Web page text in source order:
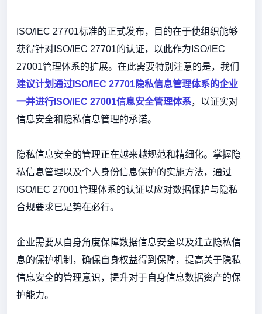
ISO/IEC 27701标准的正式发布，目的在于使组织能够
获得针对ISO/IEC 27701的认证，以此作为ISO/IEC
27001管理体系的扩展。在此需要特别注意的是，我们
建议计划通过ISO/IEC 27701隐私信息管理体系的企业
一并进行ISO/IEC 27001信息安全管理体系，以证实对
信息安全和隐私信息管理的承诺。
隐私信息安全的管理正在越来越规范和精细化。掌握隐
私信息管理以及个人身份信息保护的实施方法，通过
ISO/IEC 27001管理体系的认证以应对数据保护与隐私
合规要求已是势在必行。
企业需要从自身角度保障数据信息安全以及建立隐私信
息的保护机制，确保自身权益得到保障，提高关于隐私
信息安全的管理意识，提升对于自身信息数据资产的保
护能力。